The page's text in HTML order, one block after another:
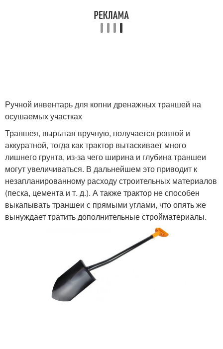
Ручной инвентарь для копни дренажных траншей на
осушаемых участках
Траншея, вырытая вручную, получается ровной и
аккуратной, тогда как трактор вытаскивает много
лишнего грунта, из-за чего ширина и глубина траншеи
могут увеличиваться. В дальнейшем это приводит к
незапланированному расходу строительных материалов
(песка, цемента и т. д.). А также трактор не способен
выкапывать траншеи с прямыми углами, что опять же
вынуждает тратить дополнительные стройматериалы.